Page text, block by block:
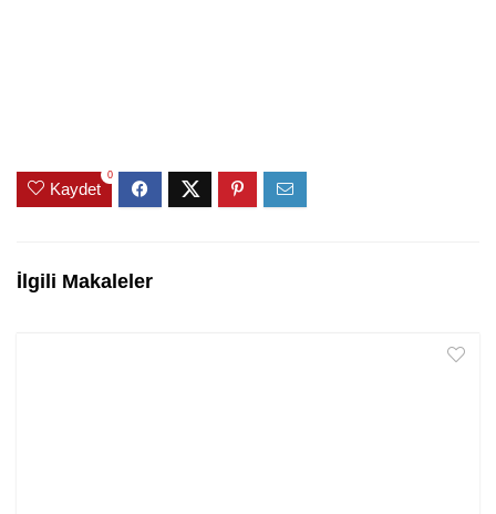
Kaydet
0
İlgili Makaleler